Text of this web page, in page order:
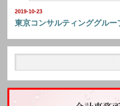
2019-10-23
東京コンサルティンググルー